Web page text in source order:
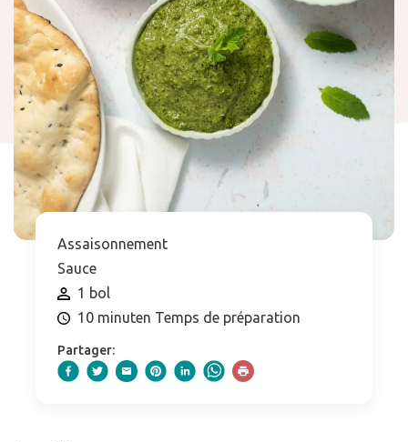
Assaisonnement
Sauce
1 bol
10 minuten Temps de préparation
Partager: